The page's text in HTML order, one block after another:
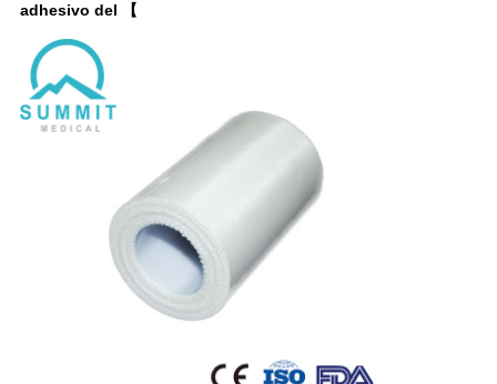
adhesivo del 【